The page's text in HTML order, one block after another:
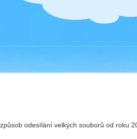
odesílání velkých souborů od roku